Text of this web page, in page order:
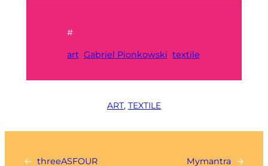
#
art Gabriel Pionkowski textile
ART, TEXTILE
← threeASFOUR Mymantra →